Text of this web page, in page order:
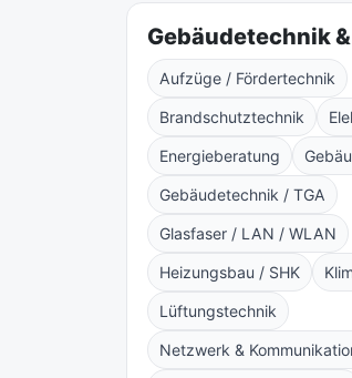
Gebäudetechnik
Aufzüge / Fördertechnik
Brandschutztechnik
Energieberatung
Gebäudetechnik / TGA
Glasfaser / LAN / WLAN
Heizungsbau / SHK
Lüftungstechnik
Netzwerk &